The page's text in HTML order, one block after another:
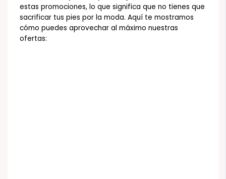
estas promociones, lo que significa que no tienes que
sacrificar tus pies por la moda. Aquí te mostramos
cómo puedes aprovechar al máximo nuestras
ofertas: